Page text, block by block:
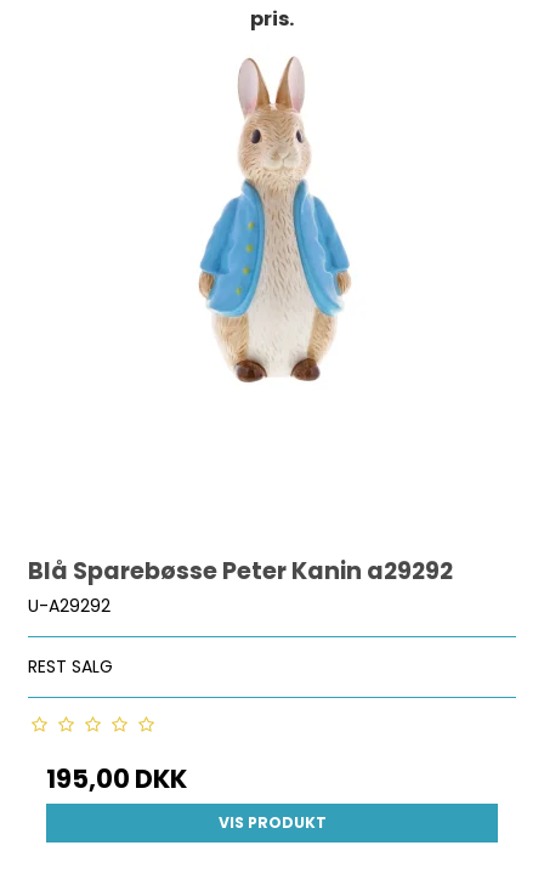
pris.
Blå Sparebøsse Peter Kanin a29292
U-A29292
REST SALG
195,00 DKK
VIS PRODUKT